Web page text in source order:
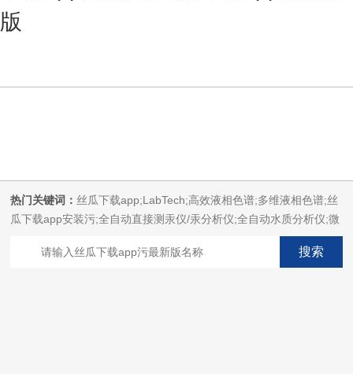
版
热门关键词： 丝瓜下载app;LabTech;高效液相色谱;多维液相色谱;丝
瓜下载app安装污;全自动直接测汞仪/汞分析仪;全自动水质分析仪;微
波消解萃取系统;微波合成系统;微波灰化磺化系统;全自动固相萃取系
统;Dryvap全自动溶剂蒸发系统;激光固体烧蚀进样系统;循环水冷却